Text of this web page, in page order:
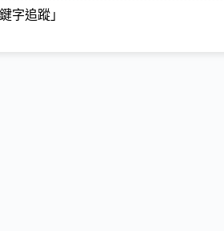
字追蹤」